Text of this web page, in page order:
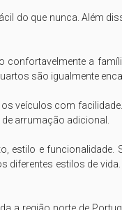
do que nunca. Além
a
são igualmente
veículos com
arrumação adicional.
estilo e funcionalidade.
estilos de